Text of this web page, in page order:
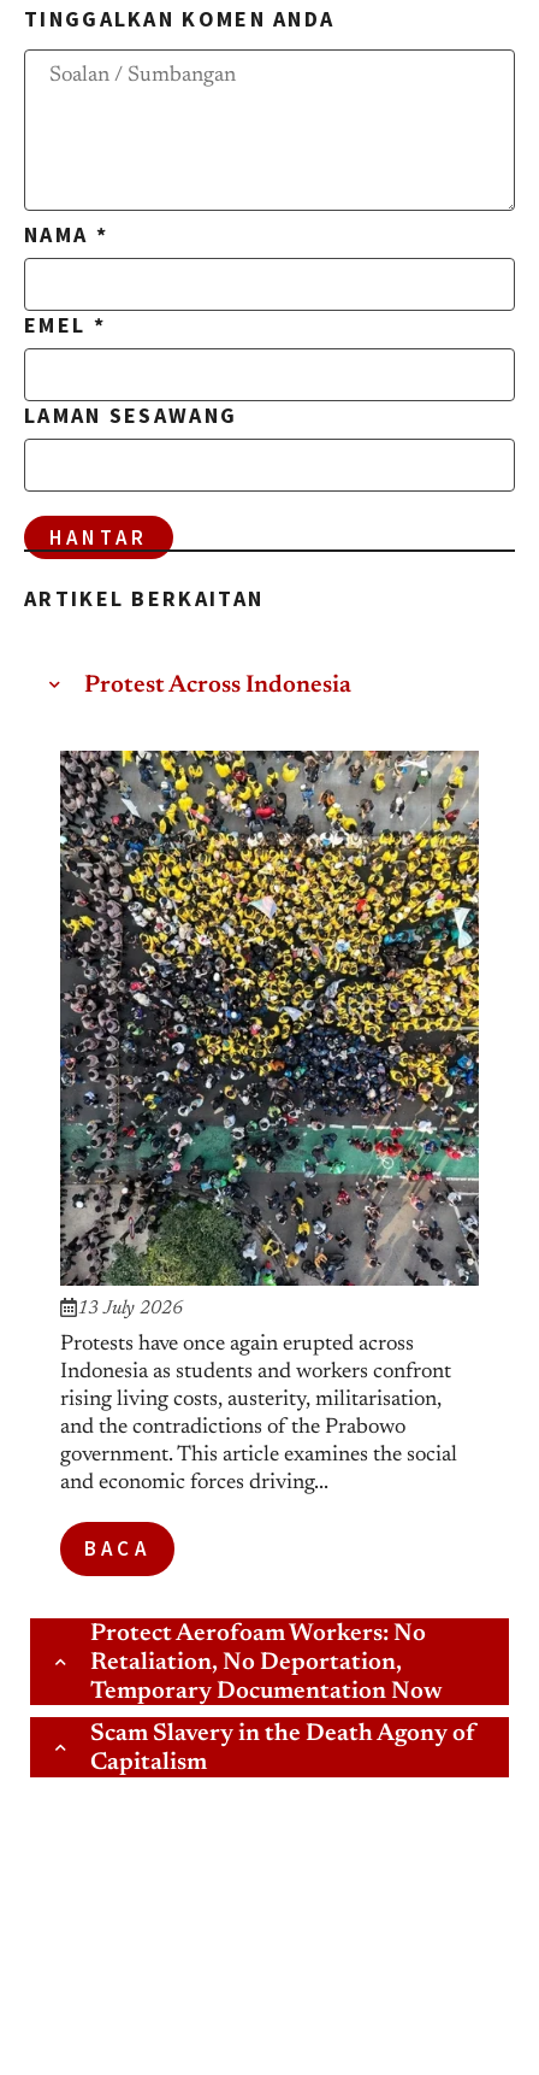
TINGGALKAN KOMEN ANDA
NAMA *
EMEL *
LAMAN SESAWANG
ARTIKEL BERKAITAN
Protest Across Indonesia
13 July 2026
Protests have once again erupted across
Indonesia as students and workers confront
rising living costs, austerity, militarisation,
and the contradictions of the Prabowo
government. This article examines the social
and economic forces driving...
BACA
Protect Aerofoam Workers: No
Retaliation, No Deportation,
Temporary Documentation Now
Scam Slavery in the Death Agony of
Capitalism